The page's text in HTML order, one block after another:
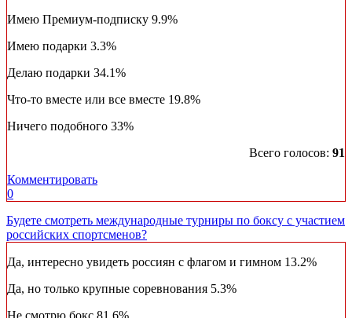
Имею Премиум-подписку 9.9%
Имею подарки 3.3%
Делаю подарки 34.1%
Что-то вместе или все вместе 19.8%
Ничего подобного 33%
Всего голосов: 91
Комментировать
0
Будете смотреть международные турниры по боксу с участием
российских спортсменов?
Да, интересно увидеть россиян с флагом и гимном 13.2%
Да, но только крупные соревнования 5.3%